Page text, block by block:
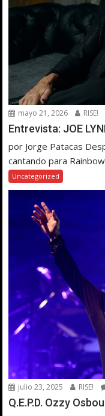
mayo 21, 2026 RISE!
Entrevista: JOE
por Jorge Patacas
cantando para
Uncategorized
julio 23, 2025 RISE!
Q.E.P.D. Ozzy